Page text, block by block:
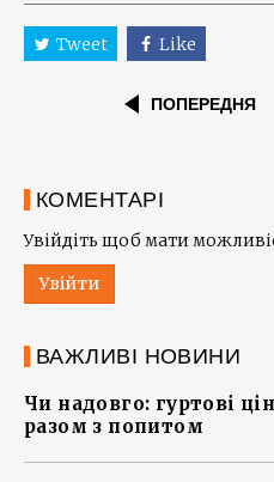
Tweet Like
ПОПЕРЕДНЯ
КОМЕНТАРІ
Увійдіть щоб мати
Увійти
ВАЖЛИВІ НОВИНИ
Чи надовго: гуртові
разом з попитом